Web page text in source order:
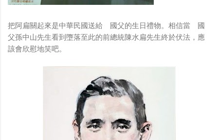
把阿扁關起來是中華民國送給 國父的生日禮物。相信當 國
父孫中山先生看到墮落至此的前總統陳水扁先生終於伏法，應
該會欣慰地笑吧。